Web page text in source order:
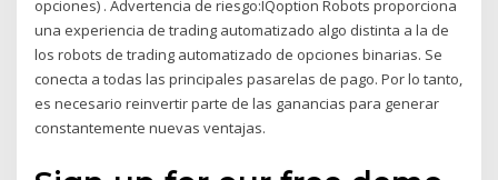
opciones) . Advertencia de riesgo:IQoption Robots proporciona
una experiencia de trading automatizado algo distinta a la de
los robots de trading automatizado de opciones binarias. Se
conecta a todas las principales pasarelas de pago. Por lo tanto,
es necesario reinvertir parte de las ganancias para generar
constantemente nuevas ventajas.